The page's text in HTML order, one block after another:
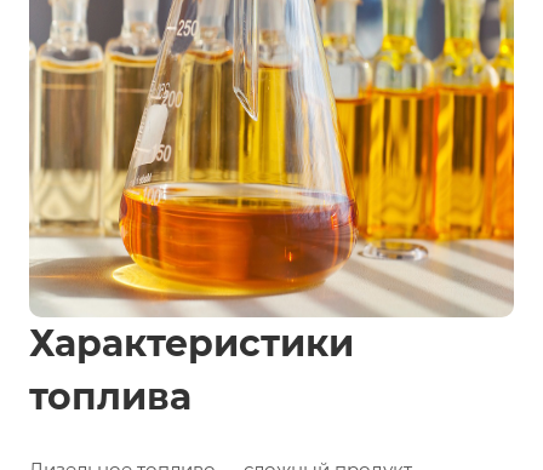
Характеристики
топлива